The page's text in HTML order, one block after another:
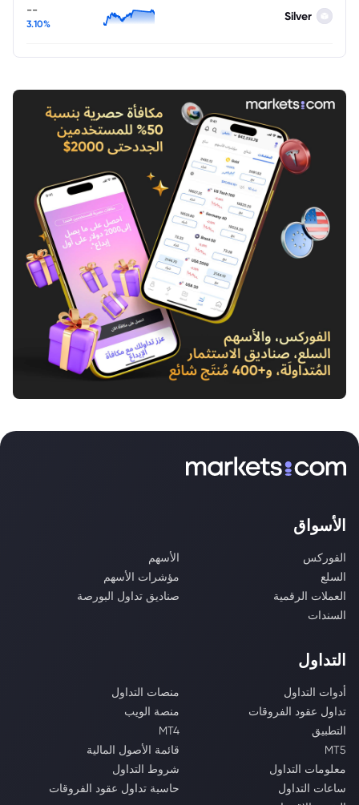
Silver
--
3.10%
الأسواق
الفوركس
الأسهم
السلع
مؤشرات الأسهم
العملات الرقمية
صناديق تداول البورصة
السندات
التداول
أدوات التداول
منصات التداول
تداول عقود الفروقات
منصة الويب
التطبيق
MT4
MT5
قائمة الأصول المالية
معلومات التداول
شروط التداول
ساعات التداول
حاسبة تداول عقود الفروقات